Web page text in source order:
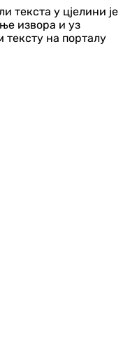
текста у цјелини је
извора и уз
на порталу